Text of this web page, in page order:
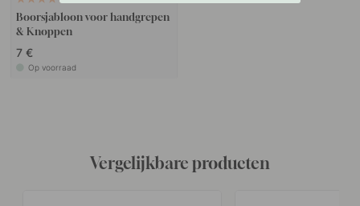
Boorsjabloon voor handgrepen
& Knoppen
7 €
Op voorraad
Vergelijkbare producten